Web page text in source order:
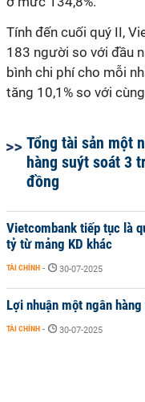
Tính đến cuối quý II,
183 người so với đầu
bình chi phí cho mỗi
tăng 10,1% so với
Tổng tài sản một
hàng suýt soát 3
đồng
Vietcombank tiếp tục là
tỷ từ mảng KD khác
TÀI CHÍNH - 30-07-2025
Lợi nhuận một ngân
TÀI CHÍNH - 30-07-2025